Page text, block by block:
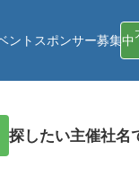
ントスポンサー募集中
探したい主催社名